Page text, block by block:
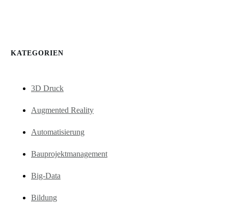
KATEGORIEN
3D Druck
Augmented Reality
Automatisierung
Bauprojektmanagement
Big-Data
Bildung